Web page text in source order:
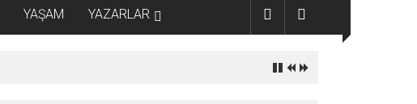
YAŞAM YAZARLAR